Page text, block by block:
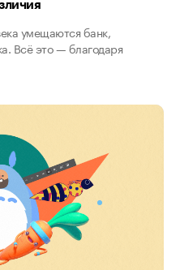
умещаются банк,
Всё это — благодаря